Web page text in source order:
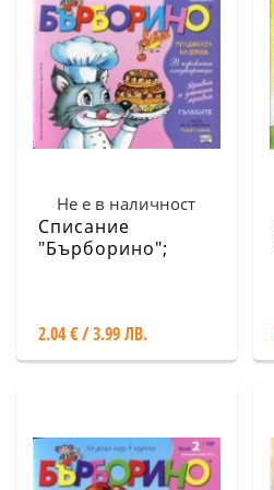
Не е в наличност
Списание
"Бърборино";
2.04 € / 3.99 ЛВ.